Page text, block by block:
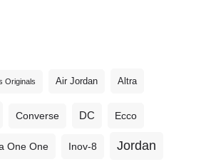
Originals Air Jordan Altra
Converse DC Ecco
One One Inov-8 Jordan